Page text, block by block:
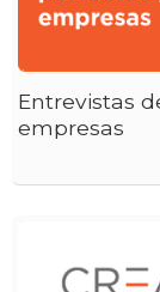
Entrevistas
empresas